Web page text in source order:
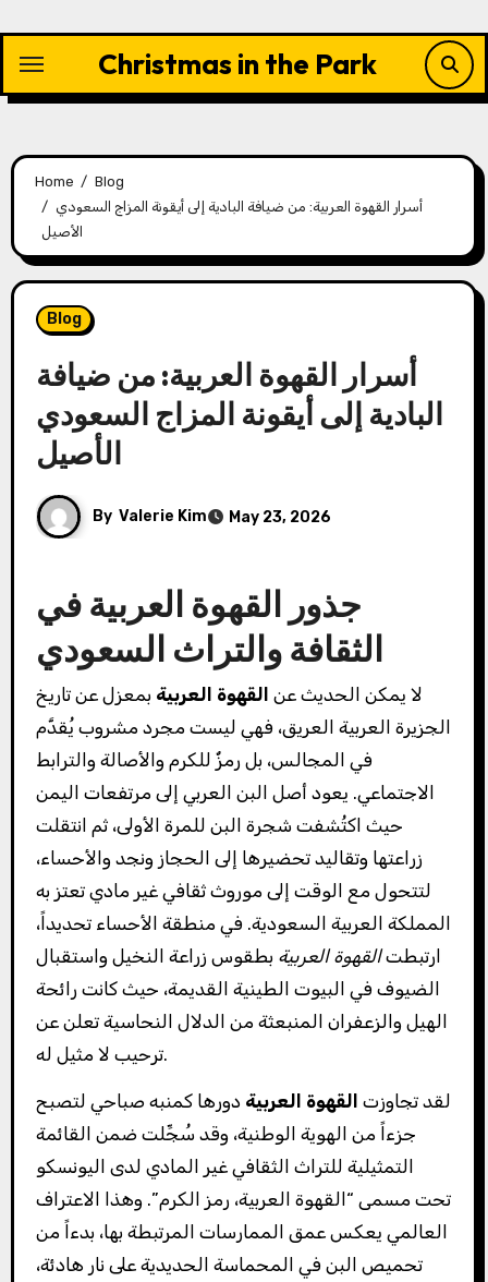
content
Christmas in the Park
Home
Blog
أسرار القهوة العربية: من ضيافة البادية إلى أيقونة المزاج السعودي
الأصيل
Blog
أسرار القهوة العربية: من ضيافة
البادية إلى أيقونة المزاج السعودي
الأصيل
By Valerie Kim May 23, 2026
جذور القهوة العربية في
الثقافة والتراث السعودي
لا يمكن الحديث عن القهوة العربية بمعزل عن تاريخ
الجزيرة العربية العريق، فهي ليست مجرد مشروب يُقدَّم
في المجالس، بل رمزٌ للكرم والأصالة والترابط
الاجتماعي. يعود أصل البن العربي إلى مرتفعات اليمن
حيث اكتُشفت شجرة البن للمرة الأولى، ثم انتقلت
زراعتها وتقاليد تحضيرها إلى الحجاز ونجد والأحساء،
لتتحول مع الوقت إلى موروث ثقافي غير مادي تعتز به
المملكة العربية السعودية. في منطقة الأحساء تحديداً،
ارتبطتالقهوة العربية بطقوس زراعة النخيل واستقبال
الضيوف في البيوت الطينية القديمة، حيث كانت رائحة
الهيل والزعفران المنبعثة من الدلال النحاسية تعلن عن
ترحيب لا مثيل له.
لقد تجاوزت القهوة العربية دورها كمنبه صباحي لتصبح
جزءاً من الهوية الوطنية، وقد سُجِّلت ضمن القائمة
التمثيلية للتراث الثقافي غير المادي لدى اليونسكو
تحت مسمى “القهوة العربية، رمز الكرم”. وهذا الاعتراف
العالمي يعكس عمق الممارسات المرتبطة بها، بدءاً من
تحميص البن في المحماسة الحديدية على نار هادئة،